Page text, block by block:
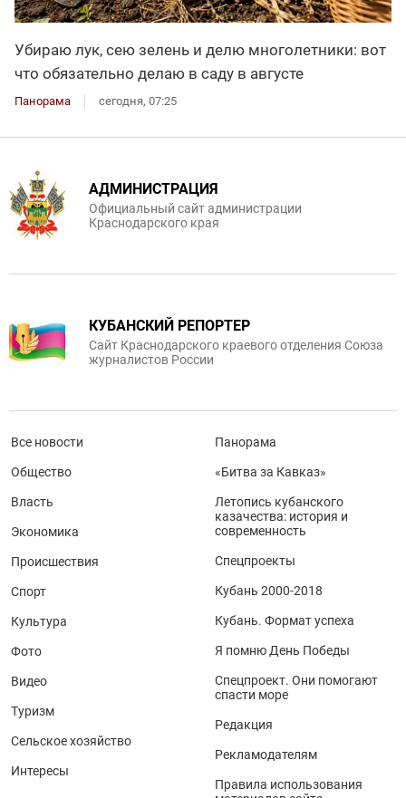
Убираю лук, сею зелень и делю многолетники: вот
что обязательно делаю в саду в августе
Панорама сегодня, 07:25
АДМИНИСТРАЦИЯ
Официальный сайт администрации
Краснодарского края
КУБАНСКИЙ РЕПОРТЕР
Сайт Краснодарского краевого отделения Союза
журналистов России
Все новости
Общество
Власть
Экономика
Происшествия
Спорт
Культура
Фото
Видео
Туризм
Сельское хозяйство
Интересы
Панорама
«Битва за Кавказ»
Летопись кубанского
казачества: история и
современность
Спецпроекты
Кубань 2000-2018
Кубань. Формат успеха
Я помню День Победы
Спецпроект. Они помогают
спасти море
Редакция
Рекламодателям
Правила использования